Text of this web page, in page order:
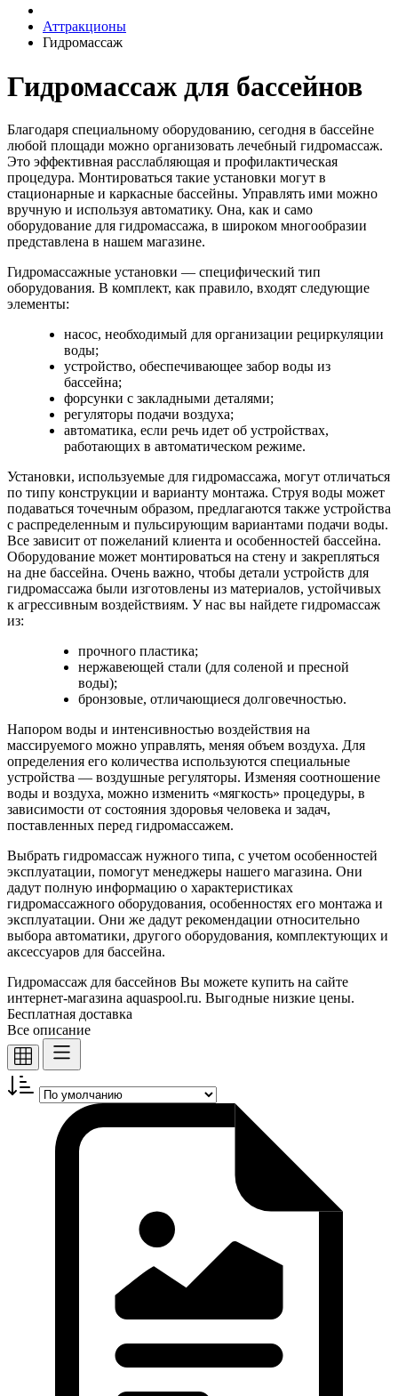
Аттракционы
Гидромассаж
Гидромассаж для бассейнов
Благодаря специальному оборудованию, сегодня в бассейне
любой площади можно организовать лечебный гидромассаж.
Это эффективная расслабляющая и профилактическая
процедура. Монтироваться такие установки могут в
стационарные и каркасные бассейны. Управлять ими можно
вручную и используя автоматику. Она, как и само
оборудование для гидромассажа, в широком многообразии
представлена в нашем магазине.
Гидромассажные установки — специфический тип
оборудования. В комплект, как правило, входят следующие
элементы:
насос, необходимый для организации рециркуляции
воды;
устройство, обеспечивающее забор воды из
бассейна;
форсунки с закладными деталями;
регуляторы подачи воздуха;
автоматика, если речь идет об устройствах,
работающих в автоматическом режиме.
Установки, используемые для гидромассажа, могут отличаться
по типу конструкции и варианту монтажа. Струя воды может
подаваться точечным образом, предлагаются также устройства
с распределенным и пульсирующим вариантами подачи воды.
Все зависит от пожеланий клиента и особенностей бассейна.
Оборудование может монтироваться на стену и закрепляться
на дне бассейна. Очень важно, чтобы детали устройств для
гидромассажа были изготовлены из материалов, устойчивых
к агрессивным воздействиям. У нас вы найдете гидромассаж
из:
прочного пластика;
нержавеющей стали (для соленой и пресной
воды);
бронзовые, отличающиеся долговечностью.
Напором воды и интенсивностью воздействия на
массируемого можно управлять, меняя объем воздуха. Для
определения его количества используются специальные
устройства — воздушные регуляторы. Изменяя соотношение
воды и воздуха, можно изменить «мягкость» процедуры, в
зависимости от состояния здоровья человека и задач,
поставленных перед гидромассажем.
Выбрать гидромассаж нужного типа, с учетом особенностей
эксплуатации, помогут менеджеры нашего магазина. Они
дадут полную информацию о характеристиках
гидромассажного оборудования, особенностях его монтажа и
эксплуатации. Они же дадут рекомендации относительно
выбора автоматики, другого оборудования, комплектующих и
аксессуаров для бассейна.
Гидромассаж для бассейнов Вы можете купить на сайте
интернет-магазина aquaspool.ru. Выгодные низкие цены.
Бесплатная доставка
Все описание